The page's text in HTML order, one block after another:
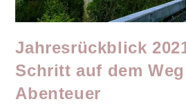
Jahresrückblick
Schritt auf dem
Abenteuer